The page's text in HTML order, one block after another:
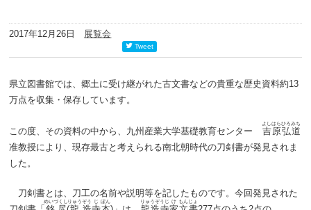
2017年12月26日 展覧会
Tweet
県立図書館では、郷土に受け継がれた古文書などの貴重な歴史資料約13
万点を収集・保存しています。
この度、その資料の中から、九州産業大学基礎教育センター 吉原
よしはら
弘道
ひろみち
准教授により、現存最古と考えられる南北朝時代の刀剣書が発見されま
した。
刀剣書とは、刀工の名前や説明等を記したものです。今回発見された
めいづくしりゅうぞう じ ぼん りゅうぞうじ け もんじょ